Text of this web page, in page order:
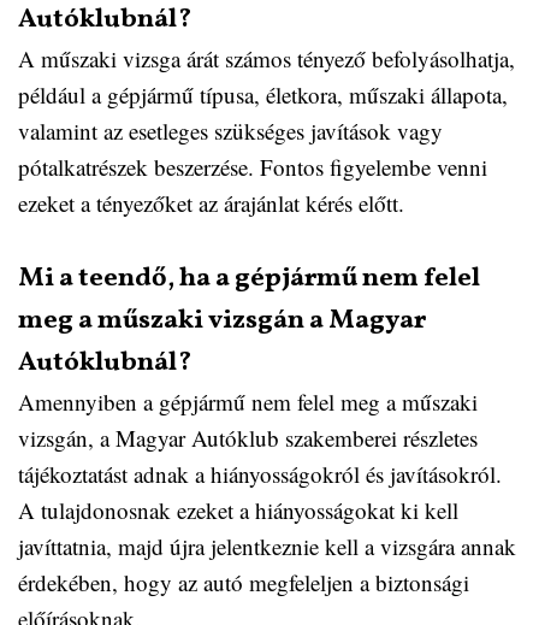
Autóklubnál?
A műszaki vizsga árát számos tényező befolyásolhatja,
például a gépjármű típusa, életkora, műszaki állapota,
valamint az esetleges szükséges javítások vagy
pótalkatrészek beszerzése. Fontos figyelembe venni
ezeket a tényezőket az árajánlat kérés előtt.
Mi a teendő, ha a gépjármű nem felel
meg a műszaki vizsgán a Magyar
Autóklubnál?
Amennyiben a gépjármű nem felel meg a műszaki
vizsgán, a Magyar Autóklub szakemberei részletes
tájékoztatást adnak a hiányosságokról és javításokról.
A tulajdonosnak ezeket a hiányosságokat ki kell
javíttatnia, majd újra jelentkeznie kell a vizsgára annak
érdekében, hogy az autó megfeleljen a biztonsági
előírásoknak.